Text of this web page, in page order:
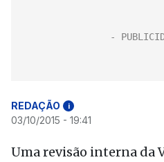
REDAÇÃO i
03/10/2015 - 19:41
Uma revisão interna da